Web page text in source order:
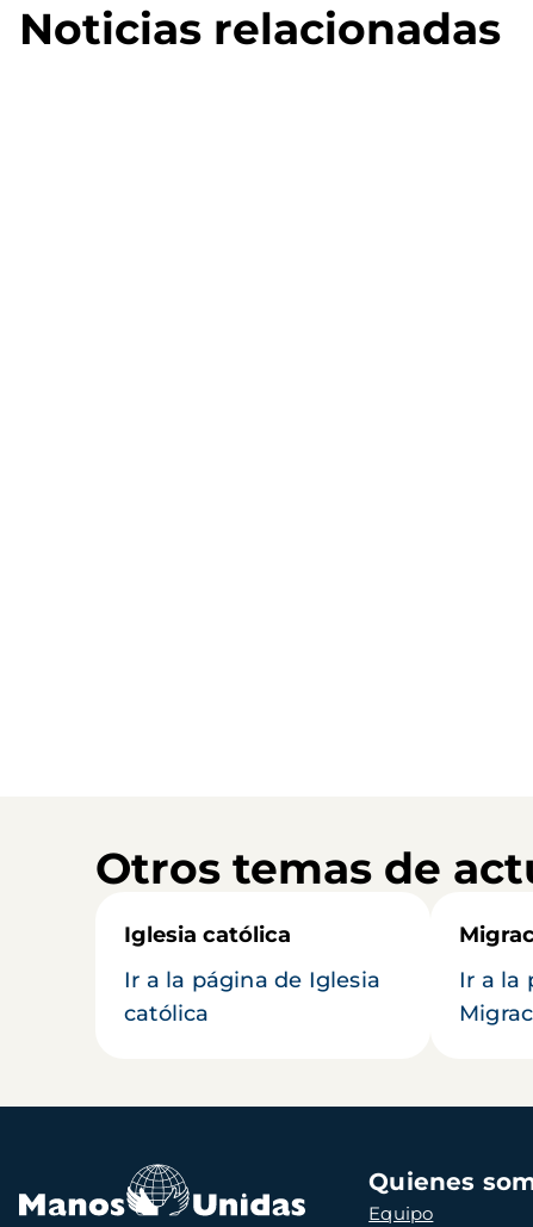
Noticias relacionadas
Otros temas de
Iglesia católica
Ir a la página de Iglesia
católica
Ir a la
Navegación
principal
Quienes
Equipo